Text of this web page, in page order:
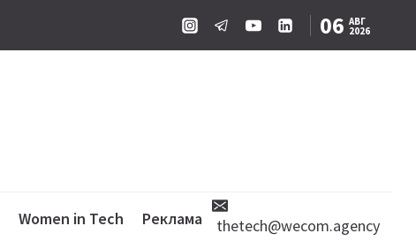
06 АВГ
2026
Women in Tech Реклама thetech@wecom.agency